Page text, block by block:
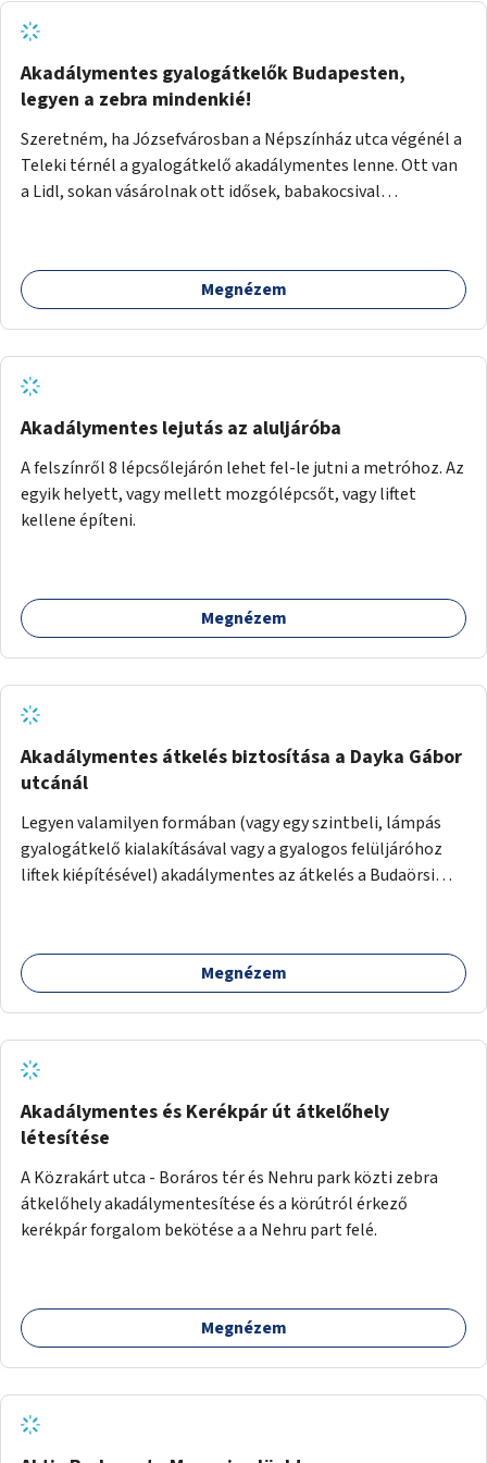
Akadálymentes gyalogátkelők Budapesten,
legyen a zebra mindenkié!
Szeretném, ha Józsefvárosban a Népszínház utca végénél a
Teleki térnél a gyalogátkelő akadálymentes lenne. Ott van
a Lidl, sokan vásárolnak ott idősek, babakocsival
csak elméletben legyen igaz
Megnézem
Akadálymentes lejutás az aluljáróba
A felszínről 8 lépcsőlejárón lehet fel-le jutni a metróhoz. Az
egyik helyett, vagy mellett mozgólépcsőt, vagy liftet
kellene építeni.
Megnézem
Akadálymentes átkelés biztosítása a Dayka Gábor
utcánál
Legyen valamilyen formában (vagy egy szintbeli, lámpás
gyalogátkelő kialakításával vagy a gyalogos felüljáróhoz
liftek kiépítésével) akadálymentes az átkelés a Budaörsi
Megnézem
Akadálymentes és Kerékpár út átkelőhely
létesítése
A Közrakárt utca - Boráros tér és Nehru park közti zebra
átkelőhely akadálymentesítése és a körútról érkező
kerékpár forgalom bekötése a a Nehru part felé.
Megnézem